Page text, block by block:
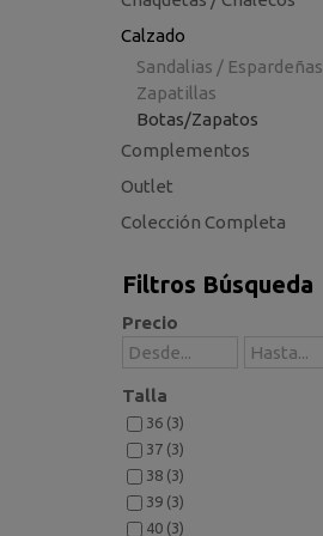
Calzado
Sandalias / Espardeñas
Zapatillas
Botas/Zapatos
Complementos
Outlet
Colección Completa
Filtros Búsqueda
Precio
Talla
36 (3)
37 (3)
38 (3)
39 (3)
40 (3)